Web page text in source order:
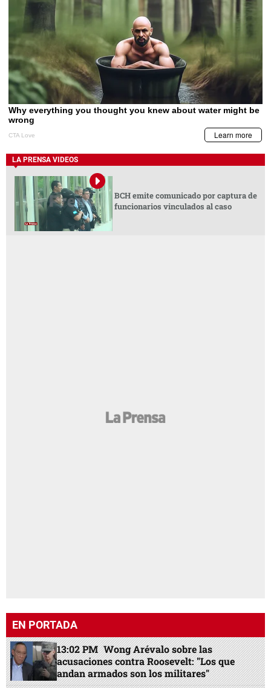
LA PRENSA VIDEOS
BCH emite comunicado por captura de
funcionarios vinculados al caso
EN PORTADA
13:02 PM Wong Arévalo sobre las
acusaciones contra Roosevelt: "Los que
andan armados son los militares"